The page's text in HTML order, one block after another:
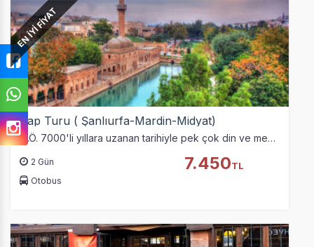
EN İYİ FİYAT
Gap Turu ( Şanlıurfa-Mardin-Midyat)
M.Ö. 7000'li yıllara uzanan tarihiyle pek çok din ve medeniyetin efsanelerine konu olan Şanlıurfa’ya varmak üzere gece 01:00’de yola çıkıyoruz.
2 Gün
Otobus
7.450TL